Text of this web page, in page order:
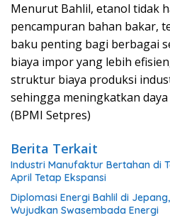
Menurut Bahlil, etanol tidak
pencampuran bahan bakar,
baku penting bagi berbagai
biaya impor yang lebih
struktur biaya produksi
sehingga meningkatkan
(BPMI Setpres)
Berita Terkait
Industri Manufaktur Bertahan di
April Tetap Ekspansi
Diplomasi Energi Bahlil di
Wujudkan Swasembada Energi